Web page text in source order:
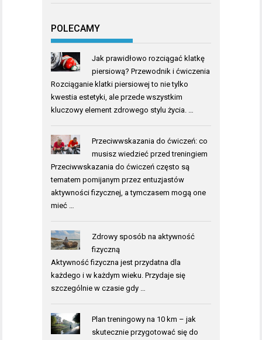
POLECAMY
Jak prawidłowo rozciągać klatkę
piersiową? Przewodnik i ćwiczenia
Rozciąganie klatki piersiowej to nie tylko
kwestia estetyki, ale przede wszystkim
kluczowy element zdrowego stylu życia. …
Przeciwwskazania do ćwiczeń: co
musisz wiedzieć przed treningiem
Przeciwwskazania do ćwiczeń często są
tematem pomijanym przez entuzjastów
aktywności fizycznej, a tymczasem mogą one
mieć …
Zdrowy sposób na aktywność
fizyczną
Aktywność fizyczna jest przydatna dla
każdego i w każdym wieku. Przydaje się
szczególnie w czasie gdy …
Plan treningowy na 10 km – jak
skutecznie przygotować się do